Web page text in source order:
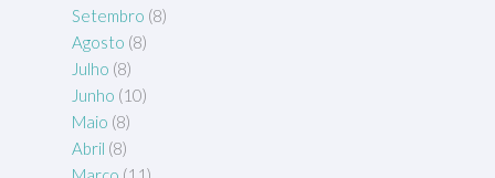
Setembro (8)
Agosto (8)
Julho (8)
Junho (10)
Maio (8)
Abril (8)